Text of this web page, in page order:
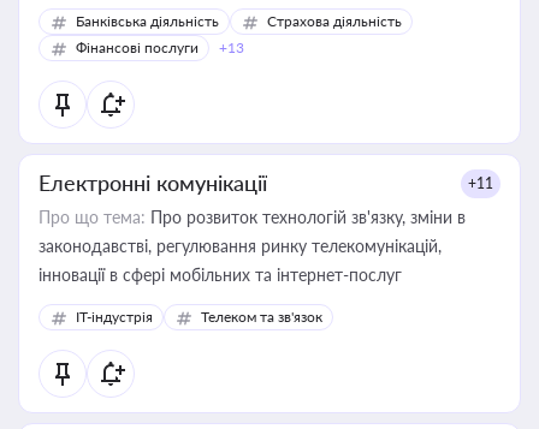
Банківська діяльність
Страхова діяльність
Фінансові послуги
+13
Електронні комунікації +11
Про що тема: Про розвиток технологій зв'язку, зміни в
законодавстві, регулювання ринку телекомунікацій,
інновації в сфері мобільних та інтернет-послуг
IT-індустрія Телеком та зв'язок